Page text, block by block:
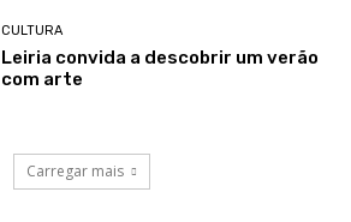
CULTURA
Leiria convida a descobrir um verão
com arte
Carregar mais